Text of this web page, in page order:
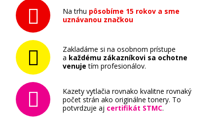
Na trhu pôsobíme 15 rokov a sme
uznávanou značkou
Zakladáme si na osobnom prístupe
a každému zákazníkovi sa ochotne
venuje tím profesionálov.
Kazety vytlačia rovnako kvalitne rovnaký
počet strán ako originálne tonery. To
potvrdzuje aj certifikát STMC.